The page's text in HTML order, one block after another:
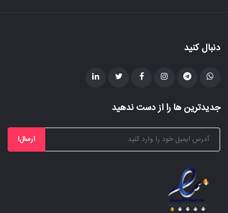
دنبال کنید
جدیدترین ها را از دست ندهید
ارسال!